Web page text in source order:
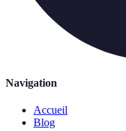
Navigation
Accueil
Blog